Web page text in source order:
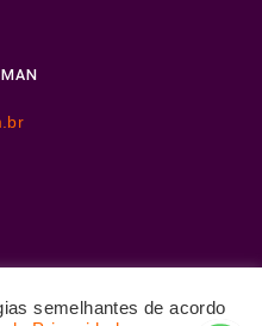
semelhantes de acordo